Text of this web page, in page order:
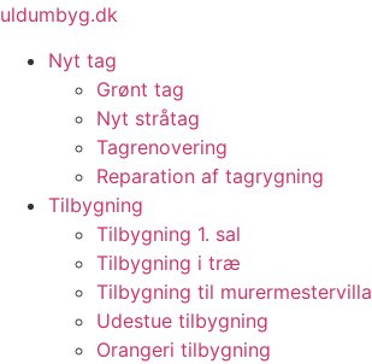
Videre
indhold
uldumbyg.dk
Nyt tag
Grønt tag
Nyt stråtag
Tagrenovering
Reparation af tagrygning
Tilbygning
Tilbygning 1. sal
Tilbygning i træ
Tilbygning til murermestervilla
Udestue tilbygning
Orangeri tilbygning